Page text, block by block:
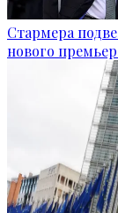
Стармера
нового